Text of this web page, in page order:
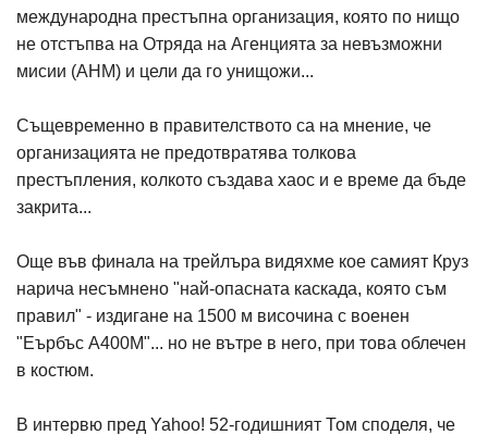
международна престъпна организация, която по нищо
не отстъпва на Отряда на Агенцията за невъзможни
мисии (АНМ) и цели да го унищожи...
Същевременно в правителството са на мнение, че
организацията не предотвратява толкова
престъпления, колкото създава хаос и е време да бъде
закрита...
Още във финала на трейлъра видяхме кое самият Круз
нарича несъмнено "най-опасната каскада, която съм
правил" - издигане на 1500 м височина с военен
"Еърбъс A400M"... но не вътре в него, при това облечен
в костюм.
В интервю пред Yahoo! 52-годишният Том споделя, че